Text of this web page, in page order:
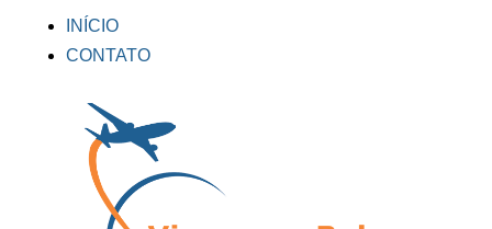
INÍCIO
CONTATO